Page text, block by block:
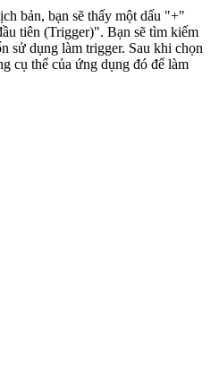
bản, bạn sẽ thấy một dấu "+"
tiên (Trigger)". Bạn sẽ tìm kiếm
sử dụng làm trigger. Sau khi chọn
cụ thể của ứng dụng đó để làm